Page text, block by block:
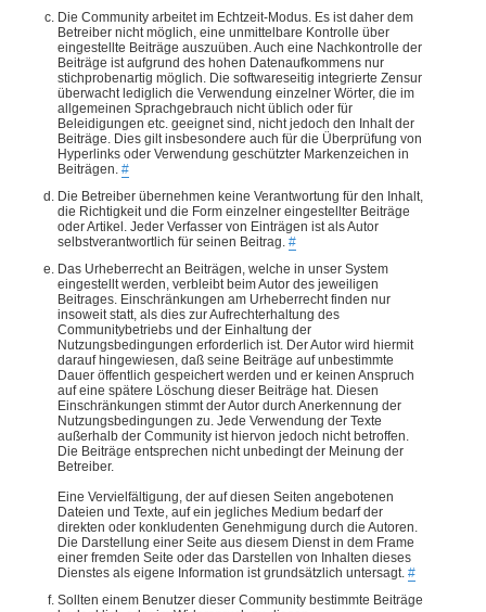
Die Community arbeitet im Echtzeit-Modus. Es ist daher dem
Betreiber nicht möglich, eine unmittelbare Kontrolle über
eingestellte Beiträge auszuüben. Auch eine Nachkontrolle der
Beiträge ist aufgrund des hohen Datenaufkommens nur
stichprobenartig möglich. Die softwareseitig integrierte Zensur
überwacht lediglich die Verwendung einzelner Wörter, die im
allgemeinen Sprachgebrauch nicht üblich oder für
Beleidigungen etc. geeignet sind, nicht jedoch den Inhalt der
Beiträge. Dies gilt insbesondere auch für die Überprüfung von
Hyperlinks oder Verwendung geschützter Markenzeichen in
Beiträgen. #
Die Betreiber übernehmen keine Verantwortung für den Inhalt,
die Richtigkeit und die Form einzelner eingestellter Beiträge
oder Artikel. Jeder Verfasser von Einträgen ist als Autor
selbstverantwortlich für seinen Beitrag. #
Das Urheberrecht an Beiträgen, welche in unser System
eingestellt werden, verbleibt beim Autor des jeweiligen
Beitrages. Einschränkungen am Urheberrecht finden nur
insoweit statt, als dies zur Aufrechterhaltung des
Communitybetriebs und der Einhaltung der
Nutzungsbedingungen erforderlich ist. Der Autor wird hiermit
darauf hingewiesen, daß seine Beiträge auf unbestimmte
Dauer öffentlich gespeichert werden und er keinen Anspruch
auf eine spätere Löschung dieser Beiträge hat. Diesen
Einschränkungen stimmt der Autor durch Anerkennung der
Nutzungsbedingungen zu. Jede Verwendung der Texte
außerhalb der Community ist hiervon jedoch nicht betroffen.
Die Beiträge entsprechen nicht unbedingt der Meinung der
Betreiber.
Eine Vervielfältigung, der auf diesen Seiten angebotenen
Dateien und Texte, auf ein jegliches Medium bedarf der
direkten oder konkludenten Genehmigung durch die Autoren.
Die Darstellung einer Seite aus diesem Dienst in dem Frame
einer fremden Seite oder das Darstellen von Inhalten dieses
Dienstes als eigene Information ist grundsätzlich untersagt. #
Sollten einem Benutzer dieser Community bestimmte Beiträge